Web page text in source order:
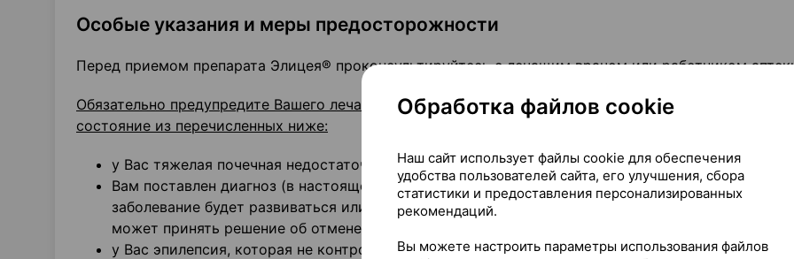
Особые указания и меры предосторожности
Перед приемом препарата Элицея® проконсультируйтесь с лечащим врачом или работником
Обязательно предупредите Вашего лечащего врача, если у Вас имеется какое-либо заболевание или
состояние из перечисленных ниже:
у Вас тяжелая почечная недостаточность (клиренс креатинина менее 30 мл/мин);
Вам поставлен диагноз (в настоящее время или в прошлом) «мания или гипомания» - если
заболевание будет развиваться или усугубляться на фоне приема препарата Элицея®, лечащий
может принять решение об отмене препарата;
у Вас эпилепсия, которая не контролируется приемом препаратов;
Обработка файлов cookie
Наш сайт использует файлы cookie для обеспечения
удобства пользователей сайта, его улучшения, сбора
статистики и предоставления персонализированных
рекомендаций.
Вы можете настроить параметры использования файлов